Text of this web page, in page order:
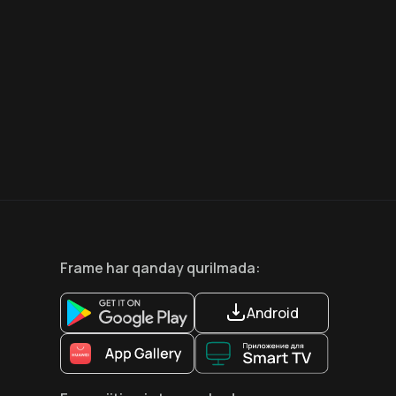
Frame har qanday qurilmada:
Android